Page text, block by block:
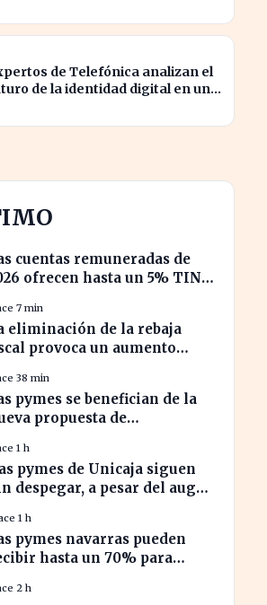
de Telefónica analizan el
de la identidad digital en un
cuentas remuneradas de
ofrecen hasta un 5% TIN:
7 min
eliminación de la rebaja
provoca un aumento
este verano
38 min
pymes se benefician de la
propuesta de
1 h
pymes de Unicaja siguen
despegar, a pesar del auge
1 h
pymes navarras pueden
hasta un 70% para
2 h